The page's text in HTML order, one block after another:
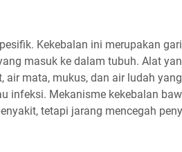
Kekebalan ini merupakan
masuk ke dalam tubuh. Alat
mata, mukus, dan air ludah yang
infeksi. Mekanisme kekebalan
tetapi jarang mencegah